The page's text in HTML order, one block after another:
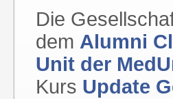
Die
dem Alumni
Unit der
Kurs Update